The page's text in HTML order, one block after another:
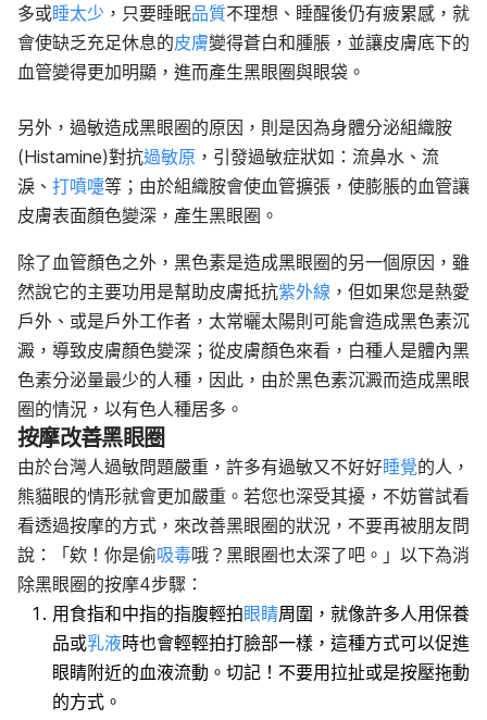
多或睡太少 ，只要睡眠品質不理想、睡醒後仍有疲累感，就
會使缺乏充足休息的皮膚變得蒼白和腫脹，並讓皮膚底下的
血管變得更加明顯，進而產生黑眼圈與眼袋。
另外，過敏造成黑眼圈的原因，則是因為身體分泌組織胺
(Histamine)對抗過敏原 ，引發過敏症狀如：流鼻水、流
淚、 打噴嚏等；由於組織胺會使血管擴張，使膨脹的血管讓
皮膚表面顏色變深，產生黑眼圈。
除了血管顏色之外，黑色素是造成黑眼圈的另一個原因，雖
然說它的主要功用是幫助皮膚抵抗紫外線 ，但如果您是熱愛
戶外、或是戶外工作者，太常曬太陽則可能會造成黑色素沉
澱，導致皮膚顏色變深；從皮膚顏色來看，白種人是體內黑
色素分泌量最少的人種，因此，由於黑色素沉澱而造成黑眼
圈的情況，以有色人種居多。
按摩改善黑眼圈
由於台灣人過敏問題嚴重，許多有過敏又不好好睡覺的人，
熊貓眼的情形就會更加嚴重。若您也深受其擾，不妨嘗試看
看透過按摩的方式，來改善黑眼圈的狀況，不要再被朋友問
說：「欸！你是偷吸毒哦？黑眼圈也太深了吧。」以下為消
除黑眼圈的按摩4步驟：
用食指和中指的指腹輕拍眼睛周圍，就像許多人用保養
品或乳液時也會輕輕拍打臉部一樣，這種方式可以促進
眼睛附近的血液流動。切記！不要用拉扯或是按壓拖動
的方式。